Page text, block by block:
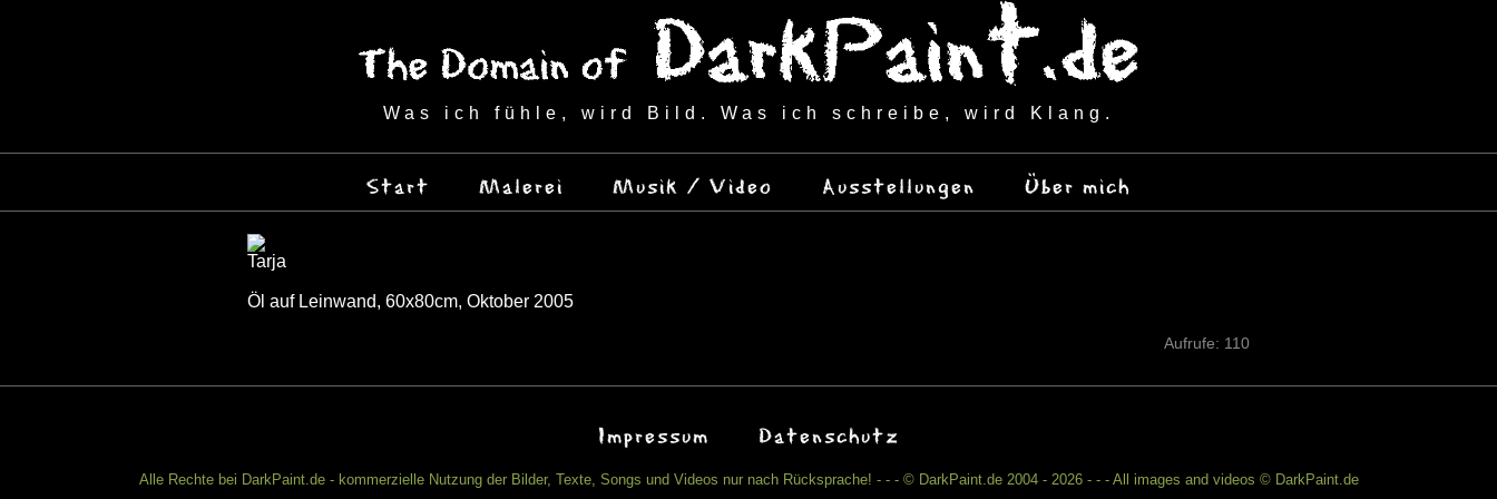
Was ich fühle, wird Bild. Was ich schreibe, wird Klang.
Start Malerei Musik / Video Ausstellungen Über mich
Tarja
Öl auf Leinwand, 60x80cm, Oktober 2005
Aufrufe: 110
Impressum Datenschutz
Alle Rechte bei DarkPaint.de - kommerzielle Nutzung der Bilder, Texte, Songs und Videos nur nach Rücksprache! - - - © DarkPaint.de 2004 - 2026 - - - All images and videos © DarkPaint.de